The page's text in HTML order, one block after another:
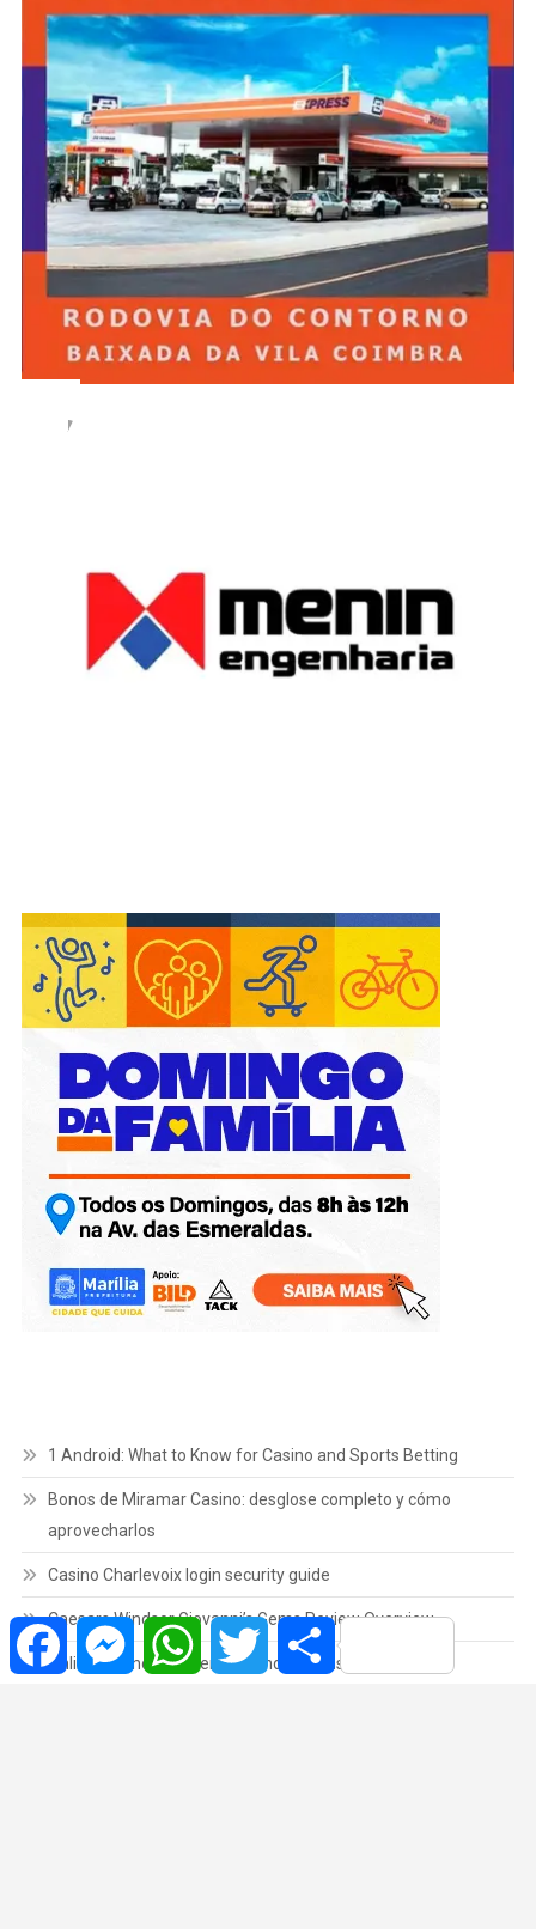
1 Android: What to Know for Casino and Sports Betting
Bonos de Miramar Casino: desglose completo y cómo
aprovecharlos
Casino Charlevoix login security guide
Caesars Windsor Giovanni’s Gems Review Overview
Online Casino NB Overview and Options
FacebookMessengerWhatsAppTwitter Share